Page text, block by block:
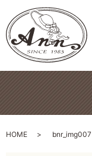
HOME bnr_img007